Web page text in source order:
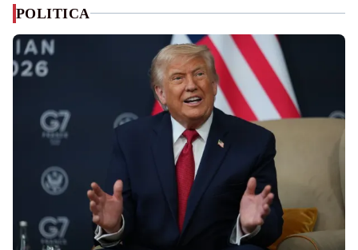
POLITICA